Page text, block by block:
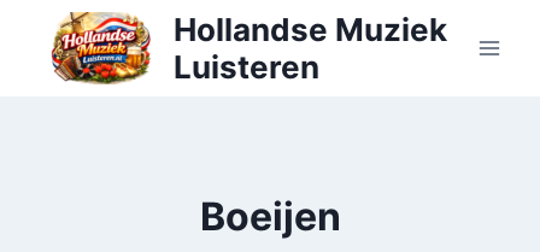
Doorgaan
inhoud
Hollandse Muziek
Luisteren
Boeijen